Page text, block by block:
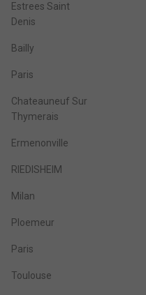
Estrees Saint
Denis
Bailly
Paris
Chateauneuf Sur
Thymerais
Ermenonville
RIEDISHEIM
Milan
Ploemeur
Paris
Toulouse